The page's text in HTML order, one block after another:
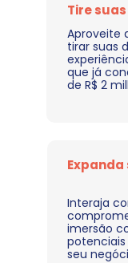
Tire
Aproveite
tirar suas
que já
de R$ 2
Interaja
imersão
seu